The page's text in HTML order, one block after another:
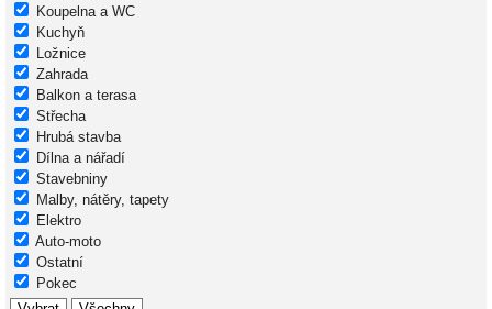
Koupelna a WC
Kuchyň
Ložnice
Zahrada
Balkon a terasa
Střecha
Hrubá stavba
Dílna a nářadí
Stavebniny
Malby, nátěry, tapety
Elektro
Auto-moto
Ostatní
Pokec